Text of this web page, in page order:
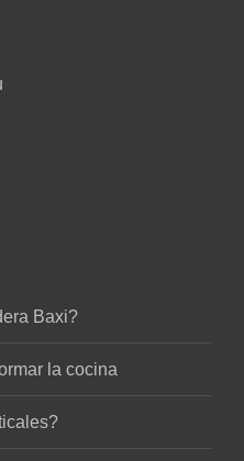
Baxi?
la cocina